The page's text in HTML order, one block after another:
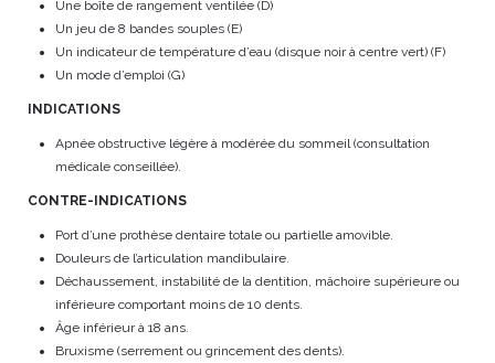
Une boîte de rangement ventilée (D)
Un jeu de 8 bandes souples (E)
Un indicateur de température d’eau (disque noir à centre vert) (F)
Un mode d’emploi (G)
INDICATIONS
Apnée obstructive légère à modérée du sommeil (consultation
médicale conseillée).
CONTRE-INDICATIONS
Port d’une prothèse dentaire totale ou partielle amovible.
Douleurs de l’articulation mandibulaire.
Déchaussement, instabilité de la dentition, mâchoire supérieure ou
inférieure comportant moins de 10 dents.
Âge inférieur à 18 ans.
Bruxisme (serrement ou grincement des dents).